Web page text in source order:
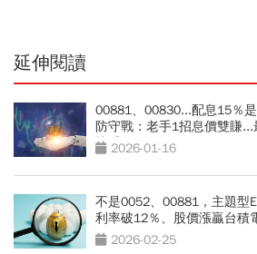
延伸閱讀
00881、00830...配息15％
防守戰：老手1招息價雙賺
快看2026-01-16
不是0052、00881，主題型
利率破12％、股價漲贏台積
2026-02-25